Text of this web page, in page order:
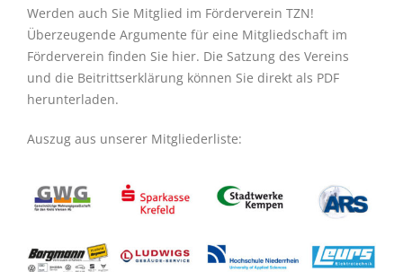
Werden auch Sie Mitglied im Förderverein TZN!
Überzeugende Argumente für eine Mitgliedschaft im
Förderverein finden Sie hier. Die Satzung des Vereins
und die Beitrittserklärung können Sie direkt als PDF
herunterladen.
Auszug aus unserer Mitgliederliste: